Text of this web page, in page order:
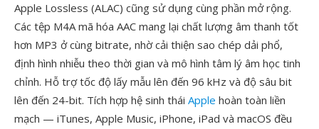
Apple Lossless (ALAC) cũng sử dụng cùng phần mở rộng.
Các tệp M4A mã hóa AAC mang lại chất lượng âm thanh tốt
hơn MP3 ở cùng bitrate, nhờ cải thiện sao chép dải phổ,
định hình nhiễu theo thời gian và mô hình tâm lý âm học tinh
chỉnh. Hỗ trợ tốc độ lấy mẫu lên đến 96 kHz và độ sâu bit
lên đến 24-bit. Tích hợp hệ sinh thái Apple hoàn toàn liền
mạch — iTunes, Apple Music, iPhone, iPad và macOS đều